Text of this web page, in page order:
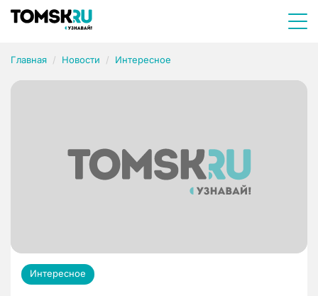
Главная Новости Интересное
Интересное